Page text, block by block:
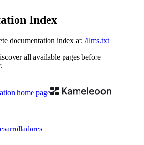
Index
documentation index at: /llms.txt
all available pages before
home page